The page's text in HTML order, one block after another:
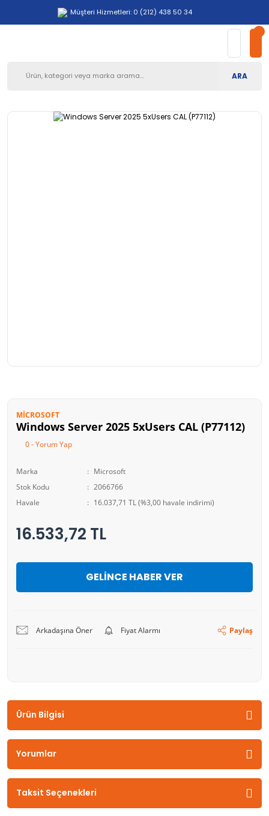
Müşteri Hizmetleri: 0 (212) 438 50 34
ARA
MICROSOFT
Windows Server 2025 5xUsers CAL (P77112)
0 - Yorum Yap
Marka
Microsoft
Stok Kodu
2066766
Havale
16.037,71 TL (%3,00 havale indirimi)
16.533,72 TL
GELİNCE HABER VER
Arkadaşına Öner Fiyat Alarmı Paylaş
Ürün Bilgisi
Yorumlar
Taksit Seçenekleri